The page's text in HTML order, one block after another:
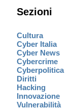
Sezioni
Cultura
Cyber Italia
Cyber News
Cybercrime
Cyberpolitica
Diritti
Hacking
Innovazione
Vulnerabilità